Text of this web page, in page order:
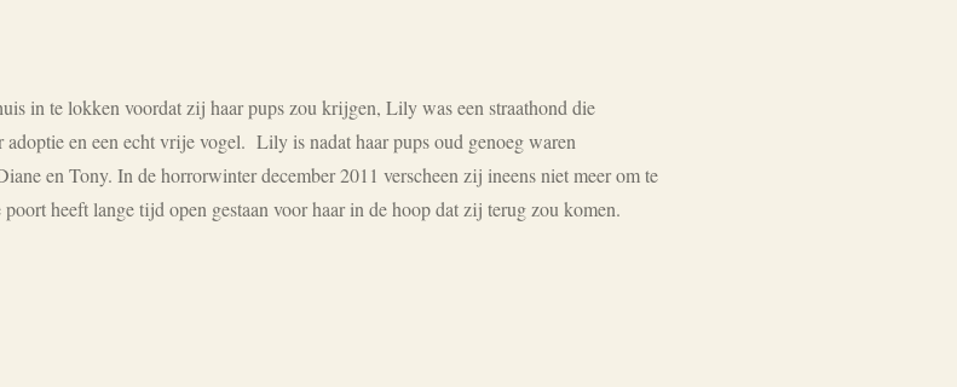
in te lokken voordat zij haar pups zou krijgen, Lily was een straathond die
en een echt vrije vogel. Lily is nadat haar pups oud genoeg waren
en Tony. In de horrorwinter december 2011 verscheen zij ineens niet meer om te
heeft lange tijd open gestaan voor haar in de hoop dat zij terug zou komen.